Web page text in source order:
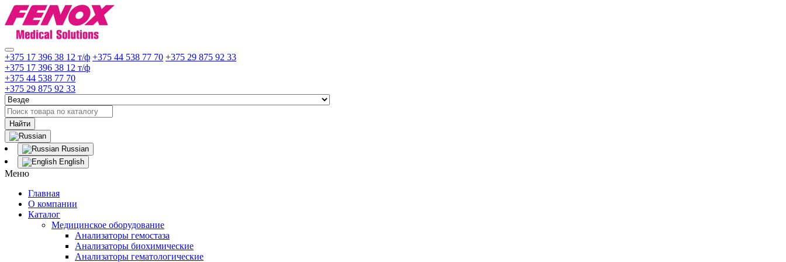
+375 17 396 38 12 т/ф +375 44 538 77 70 +375 29 875 92 33
+375 17 396 38 12 т/ф
+375 44 538 77 70
+375 29 875 92 33
Найти
Russian
English
Меню
Главная
О компании
Каталог
Медицинское оборудование
Анализаторы гемостаза
Анализаторы биохимические
Анализаторы гематологические